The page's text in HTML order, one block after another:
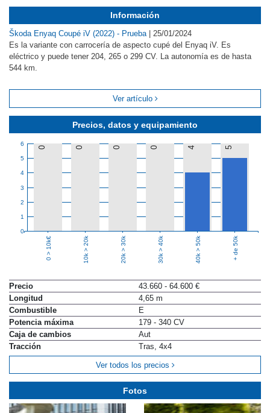
Precios, datos y equipamiento
0
1
2
3
4
5
6
0 0 0 0 4 5
0 > 10k€ 10k > 20k 20k > 30k 30k > 40k 40k > 50k + de 50k
Precio
43.660 - 64.600 €
Longitud
4,65 m
Combustible
E
Potencia máxima
179 - 340 CV
Caja de cambios
Aut
Tracción
Tras, 4x4
Ver todos los precios
Información
Škoda Enyaq Coupé iV (2022) - Prueba
25/01/2024
Es la variante con carrocería de aspecto cupé del Enyaq iV. Es
eléctrico y puede tener 204, 265 o 299 CV. La autonomía es de hasta
544 km.
Ver artículo
Fotos